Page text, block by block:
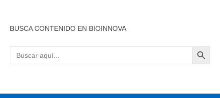
BUSCA CONTENIDO EN BIOINNOVA
Buscar: BOTÓN DE